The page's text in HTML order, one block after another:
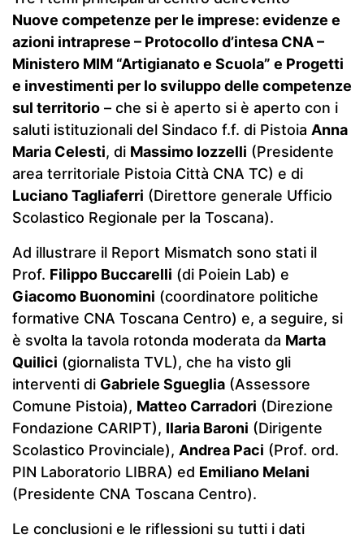
Nuove competenze per le imprese: evidenze e
azioni intraprese – Protocollo d’intesa CNA –
Ministero MIM “Artigianato e Scuola” e Progetti
e investimenti per lo sviluppo delle competenze
sul territorio – che si è aperto si è aperto con i
saluti istituzionali del Sindaco f.f. di Pistoia Anna
Maria Celesti, di Massimo Iozzelli (Presidente
area territoriale Pistoia Città CNA TC) e di
Luciano Tagliaferri (Direttore generale Ufficio
Scolastico Regionale per la Toscana).
Ad illustrare il Report Mismatch sono stati il
Prof. Filippo Buccarelli (di Poiein Lab) e
Giacomo Buonomini (coordinatore politiche
formative CNA Toscana Centro) e, a seguire, si
è svolta la tavola rotonda moderata da Marta
Quilici (giornalista TVL), che ha visto gli
interventi di Gabriele Sgueglia (Assessore
Comune Pistoia), Matteo Carradori (Direzione
Fondazione CARIPT), Ilaria Baroni (Dirigente
Scolastico Provinciale), Andrea Paci (Prof. ord.
PIN Laboratorio LIBRA) ed Emiliano Melani
(Presidente CNA Toscana Centro).
Le conclusioni e le riflessioni su tutti i dati